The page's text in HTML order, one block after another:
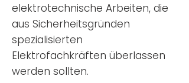
elektrotechnische Arbeiten, die
aus Sicherheitsgründen
spezialisierten
Elektrofachkräften überlassen
werden sollten.